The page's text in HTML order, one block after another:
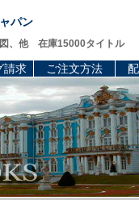
パン
図、他 在庫15000タイトル
請求 ご注文方法